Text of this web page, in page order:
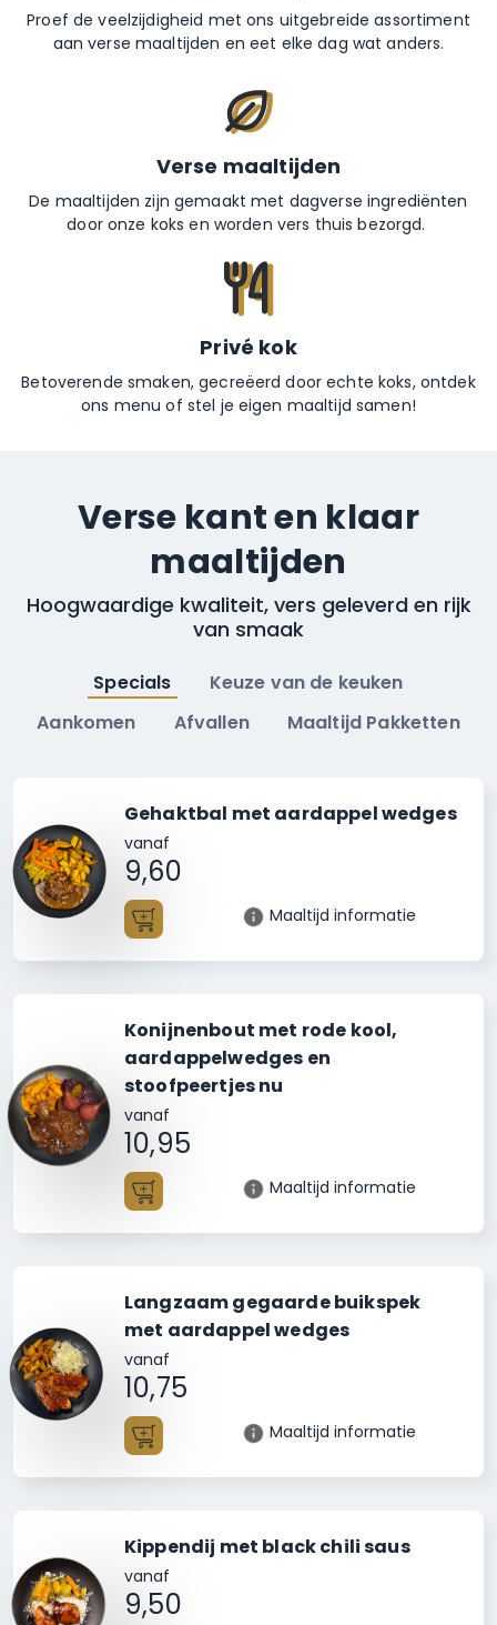
Proef de veelzijdigheid met ons uitgebreide assortiment
aan verse maaltijden en eet elke dag wat anders.
Verse maaltijden
De maaltijden zijn gemaakt met dagverse ingrediënten
door onze koks en worden vers thuis bezorgd.
Privé kok
Betoverende smaken, gecreëerd door echte koks, ontdek
ons menu of stel je eigen maaltijd samen!
Verse kant en klaar
maaltijden
Hoogwaardige kwaliteit, vers geleverd en rijk
van smaak
Specials
Keuze van de keuken
Aankomen
Afvallen Maaltijd Pakketten
Gehaktbal met aardappel wedges
vanaf
9,60
Maaltijd informatie
Toevoegen
Konijnenbout met rode kool,
aardappelwedges en
stoofpeertjes nu
vanaf
10,95
Maaltijd informatie
Langzaam gegaarde buikspek
met aardappel wedges
vanaf
10,75
Maaltijd informatie
Kippendij met black chili saus
vanaf
9,50